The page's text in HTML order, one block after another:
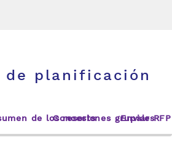
de planificación
de los resorts
Concesiones grupales
Enviar RFP